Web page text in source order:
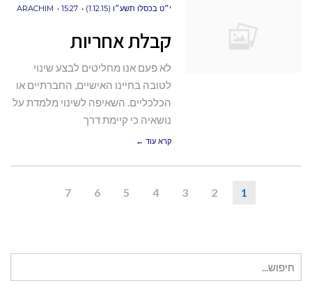
י״ט בכסלו תשע״ו (1.12.15) 15:27
ARACHIM
קבלת אחריות
לא פעם אנו מחליטים לבצע שינוי
לטובה בחיינו האישיים, החברתיים או
הכלכליים. השאיפה לשינוי מלמדת על
נושאיה כי קיימת דרך
קרא עוד ←
1
2
3
4
5
6
7
עבור: